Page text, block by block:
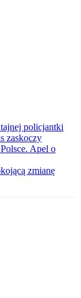
policjantki
zaskoczy
Apel o
zmianę